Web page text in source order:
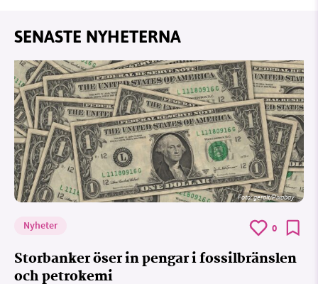
SENASTE NYHETERNA
Foto:geralt/Pixabay
Nyheter 0
Storbanker öser in pengar i fossilbränslen
och petrokemi